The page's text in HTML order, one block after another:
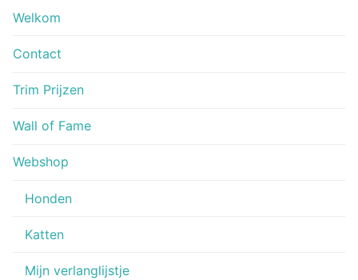
Welkom
Contact
Trim Prijzen
Wall of Fame
Webshop
Honden
Katten
Mijn verlanglijstje